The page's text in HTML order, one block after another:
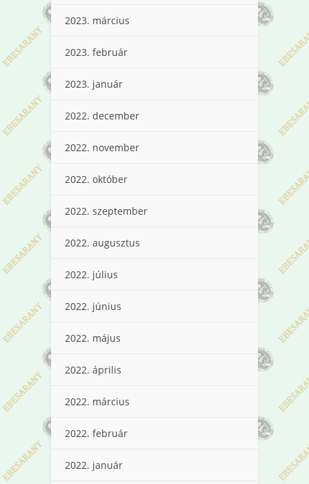
2023. március
2023. február
2023. január
2022. december
2022. november
2022. október
2022. szeptember
2022. augusztus
2022. július
2022. június
2022. május
2022. április
2022. március
2022. február
2022. január